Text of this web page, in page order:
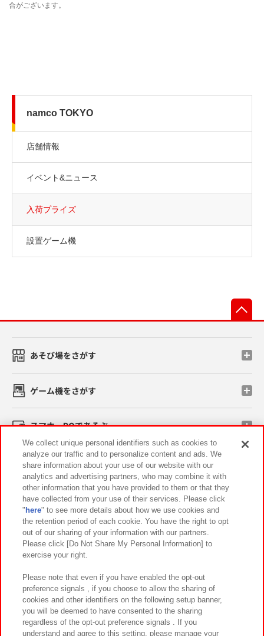
namco TOKYO
店舗情報
イベント&ニュース
入荷プライズ
設置ゲーム機
あそび場をさがす
ゲーム機をさがす
スマホ・PCであそぶ
イベント・キャンペーン
関連会社 サステナビリティ サイトポリシー
プライバシーポリシー ウェブアクセシビリティ方針と検証結果
お取引先さまとともに
カスタマーハラスメント対応方針 よくあるご質問・お問い合わせ
We collect unique personal identifiers such as cookies to
analyze our traffic and to personalize content and ads. We
share information about your use of our website with our
analytics and advertising partners, who may combine it with
other information that you have provided to them or that they
have collected from your use of their services. Please click
" here" to see more details about how we use cookies and
the retention period of each cookie. You have the right to opt
out of our sharing of your information with our partners.
Please click [Do Not Share My Personal Information] to
exercise your right.
Please note that even if you have enabled the opt-out
preference signals , if you choose to allow the sharing of
cookies and other identifiers on the following setup banner,
you will be deemed to have consented to the sharing
regardless of the opt-out preference signals . If you
understand and agree to this setting, please manage your